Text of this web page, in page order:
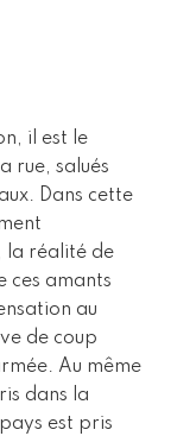
il est le
rue, salués
Dans cette
la réalité de
ces amants
au
de coup
Au même
dans la
est pris